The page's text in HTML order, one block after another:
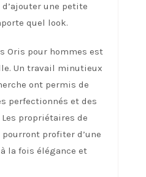
une petite
quel look.
Oris pour hommes est
Un travail minutieux
ont permis de
perfectionnés et des
propriétaires de
profiter d’une
la fois élégance et